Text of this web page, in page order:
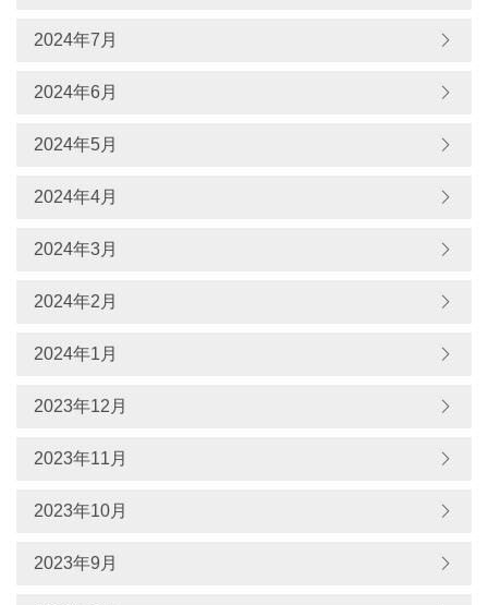
2024年7月
2024年6月
2024年5月
2024年4月
2024年3月
2024年2月
2024年1月
2023年12月
2023年11月
2023年10月
2023年9月